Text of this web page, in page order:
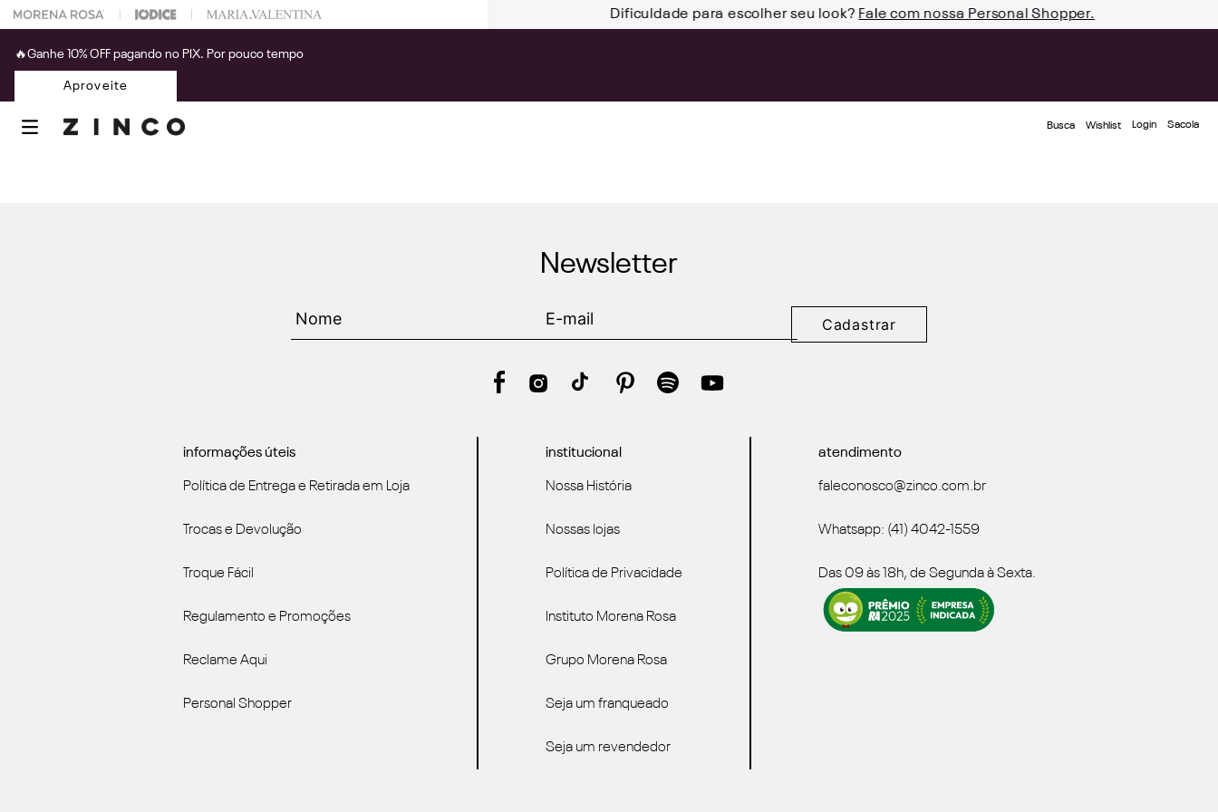
na sua 1° compra usando o cupom: PRIMEIRAZIN Dificuldade para escolher seu look? Fale com nossa Personal Shopper.
🔥Ganhe 10% OFF pagando no PIX. Por pouco tempo
Aproveite
Busca Wishlist Login
Newsletter
Cadastrar
informações úteis
Política de Entrega e Retirada em Loja
Trocas e Devolução
Troque Fácil
Regulamento e Promoções
Reclame Aqui
Personal Shopper
institucional
Nossa História
Nossas lojas
Política de Privacidade
Instituto Morena Rosa
Grupo Morena Rosa
Seja um franqueado
Seja um revendedor
atendimento
faleconosco@zinco.com.br
Whatsapp: (41) 4042-1559
Das 09 às 18h, de Segunda à Sexta.